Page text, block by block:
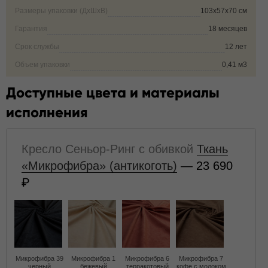
Размеры упаковки (ДxШxВ) 103x57x70 см
Гарантия 18 месяцев
Срок службы 12 лет
Объем упаковки 0,41 м3
Доступные цвета и материалы
исполнения
Кресло Сеньор-Ринг с обивкой Ткань
«Микрофибра» (антикоготь) — 23 690
Микрофибра 39
черный
Микрофибра 1
бежевый
Микрофибра 6
терракотовый
Микрофибра 7
кофе с молоком